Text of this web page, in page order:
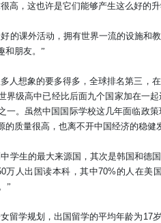
高，这也许是它们能够产生这么好的升
的课外活动，拥有世界一流的设施和
朋友。 ”
人想象的要多得多，全球排名第三，
界级高中已经比后面九个国家加在一
一。虽然中国国际学校这几年面临政
的质量很高，也离不开中国经济的稳健
学生的最大来源国，其次是韩国和德
万人出国读本科，其中70% 的人在美
”
留学规划，出国留学的平均年龄为 17